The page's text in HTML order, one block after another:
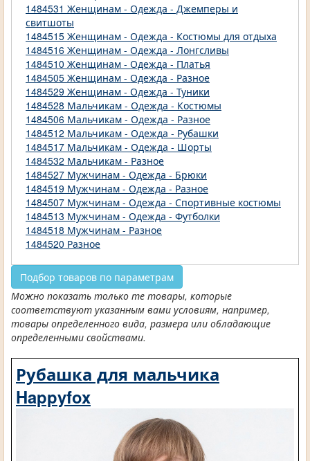
1484531 Женщинам - Одежда - Джемперы и
свитшоты
1484515 Женщинам - Одежда - Костюмы для отдыха
1484516 Женщинам - Одежда - Лонгсливы
1484510 Женщинам - Одежда - Платья
1484505 Женщинам - Одежда - Разное
1484529 Женщинам - Одежда - Туники
1484528 Мальчикам - Одежда - Костюмы
1484506 Мальчикам - Одежда - Разное
1484512 Мальчикам - Одежда - Рубашки
1484517 Мальчикам - Одежда - Шорты
1484532 Мальчикам - Разное
1484527 Мужчинам - Одежда - Брюки
1484519 Мужчинам - Одежда - Разное
1484507 Мужчинам - Одежда - Спортивные костюмы
1484513 Мужчинам - Одежда - Футболки
1484518 Мужчинам - Разное
1484520 Разное
Подбор товаров по параметрам
Можно показать только те товары, которые
соответствуют указанным вами условиям, например,
товары определенного вида, размера или обладающие
определенными свойствами.
Рубашка для мальчика
Happyfox